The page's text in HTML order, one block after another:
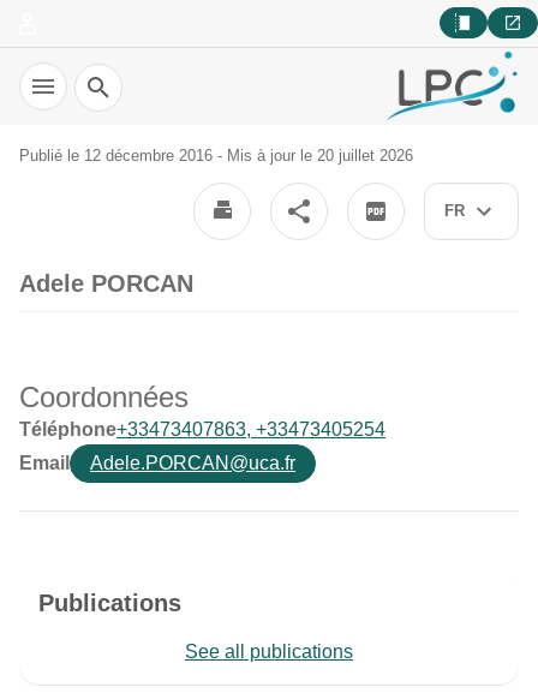
Recherche
FR
Publié le 12 décembre 2016 - Mis à jour le 20 juillet 2026
Adele PORCAN
Coordonnées
Téléphone+33473407863, +33473405254
Email
Adele.PORCAN@uca.fr
Publications
See all publications